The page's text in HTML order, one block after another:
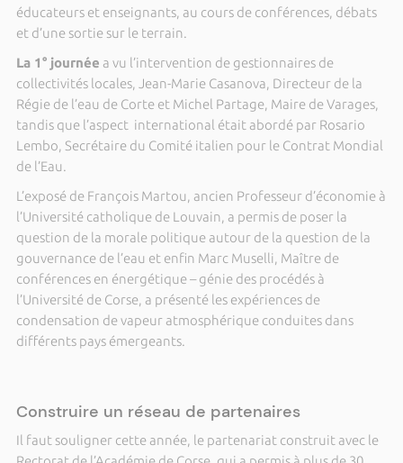
éducateurs et enseignants, au cours de conférences, débats
et d’une sortie sur le terrain.
La 1° journée a vu l’intervention de gestionnaires de
collectivités locales, Jean-Marie Casanova, Directeur de la
Régie de l’eau de Corte et Michel Partage, Maire de Varages,
tandis que l’aspect international était abordé par Rosario
Lembo, Secrétaire du Comité italien pour le Contrat Mondial
de l’Eau.
L’exposé de François Martou, ancien Professeur d’économie à
l’Université catholique de Louvain, a permis de poser la
question de la morale politique autour de la question de la
gouvernance de l’eau et enfin Marc Muselli, Maître de
conférences en énergétique – génie des procédés à
l’Université de Corse, a présenté les expériences de
condensation de vapeur atmosphérique conduites dans
différents pays émergeants.
Construire un réseau de partenaires
Il faut souligner cette année, le partenariat construit avec le